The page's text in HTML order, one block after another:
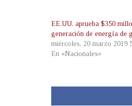
EE.UU. aprueba $350
generación de energía de
miércoles, 20 marzo 2019
En «Nacionales»